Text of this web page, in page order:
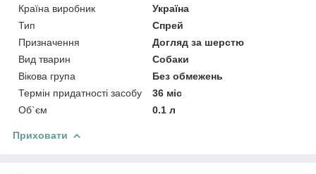
Країна виробник
Україна
Тип
Спрей
Призначення
Догляд за шерстю
Вид тварин
Собаки
Вікова група
Без обмежень
Термін придатності засобу
36 міс
Об`єм
0.1 л
Приховати